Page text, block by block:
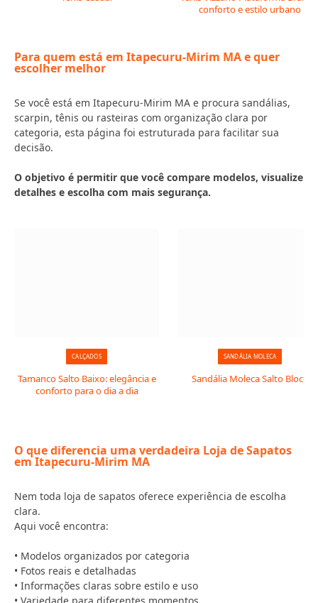
conforto e estilo urbano
Para quem está em Itapecuru-Mirim MA e quer
escolher melhor
Se você está em Itapecuru-Mirim MA e procura sandálias,
scarpin, tênis ou rasteiras com organização clara por
categoria, esta página foi estruturada para facilitar sua
decisão.
O objetivo é permitir que você compare modelos, visualize
detalhes e escolha com mais segurança.
CALÇADOS
Tamanco Salto Baixo: elegância e
conforto para o dia a dia
SANDÁLIA MOLECA
Sandália Moleca Salto Bloco
O que diferencia uma verdadeira Loja de Sapatos
em Itapecuru-Mirim MA
Nem toda loja de sapatos oferece experiência de escolha
clara.
Aqui você encontra:
• Modelos organizados por categoria
• Fotos reais e detalhadas
• Informações claras sobre estilo e uso